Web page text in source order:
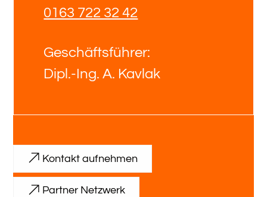
0163 722 32 42
Geschäftsführer:
Dipl.-Ing. A. Kavlak
Kontakt aufnehmen
Partner Netzwerk